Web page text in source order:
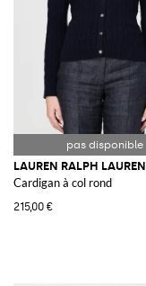
LAUREN RALPH LAUREN
Cardigan à col rond
215,00 €